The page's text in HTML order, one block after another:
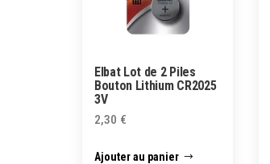
Elbat Lot de 2 Piles
Bouton Lithium CR2025
3V
2,30 €
Ajouter au panier